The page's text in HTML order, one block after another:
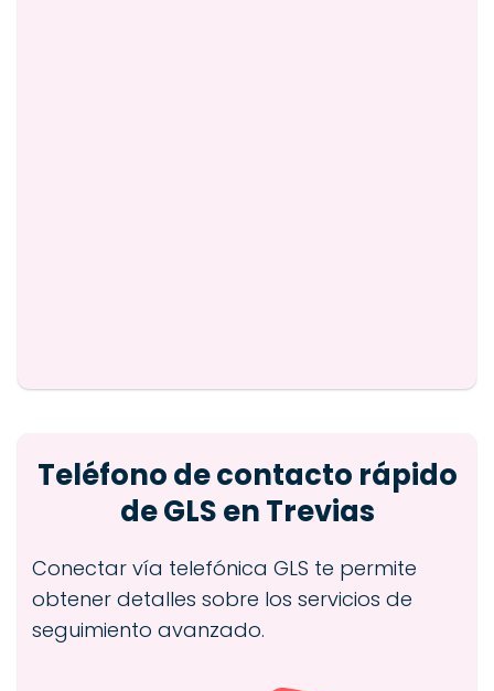
Teléfono de contacto rápido
de GLS en Trevias
Conectar vía telefónica GLS te permite
obtener detalles sobre los servicios de
seguimiento avanzado.